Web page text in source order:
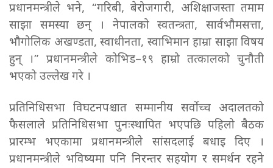
प्रधानमन्त्रीले भने, “गरिबी, बेरोजगारी, अशिक्षाजस्ता तमाम
साझा समस्या छन् । नेपालको स्वतन्त्रता, सार्वभौमसत्ता,
भौगोलिक अखण्डता, स्वाधीनता, स्वाभिमान हाम्रा साझा विषय
हुन् ।” प्रधानमन्त्रीले कोभिड–१९ हाम्रो तत्कालको चुनौती
भएको उल्लेख गरे ।
प्रतिनिधिसभा विघटनपश्चात सम्मानीय सर्वोच्च अदालतको
फैसलाले प्रतिनिधिसभा पुनःस्थापित भएपछि पहिलो बैठक
प्रारम्भ भएकामा प्रधानमन्त्रीले सांसदलाई बधाइ दिए ।
प्रधानमन्त्रीले भविष्यमा पनि निरन्तर सहयोग र समर्थन रहने